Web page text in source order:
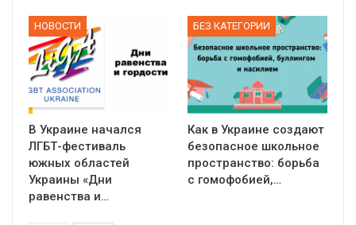
НОВОСТИ
В Украине начался
ЛГБТ-фестиваль
южных областей
Украины «Дни
равенства и…
БЕЗ КАТЕГОРИИ
Как в Украине создают
безопасное школьное
пространство: борьба
с гомофобией,…